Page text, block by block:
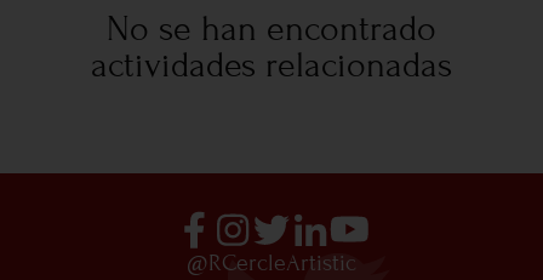
No se han encontrado
actividades relacionadas
@RCercleArtistic